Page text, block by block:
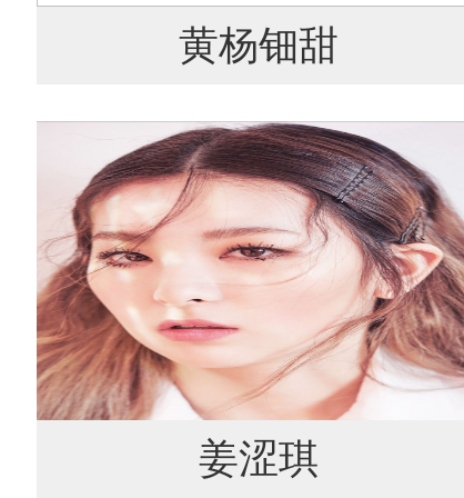
黄杨钿甜
姜涩琪